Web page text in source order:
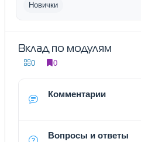
Новички
Вклад по модулям
0 0
Комментарии
Вопросы и ответы